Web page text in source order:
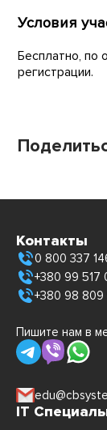
Условия
Бесплатно, по
регистрации.
Контакты
0 800 337
+380 99 517
+380 98 809
Пишите нам в
IT